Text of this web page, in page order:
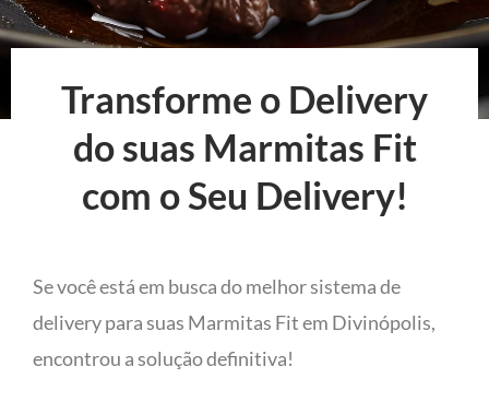
Transforme o Delivery
do suas Marmitas Fit
com o Seu Delivery!
Se você está em busca do melhor sistema de
delivery para suas Marmitas Fit em Divinópolis,
encontrou a solução definitiva!